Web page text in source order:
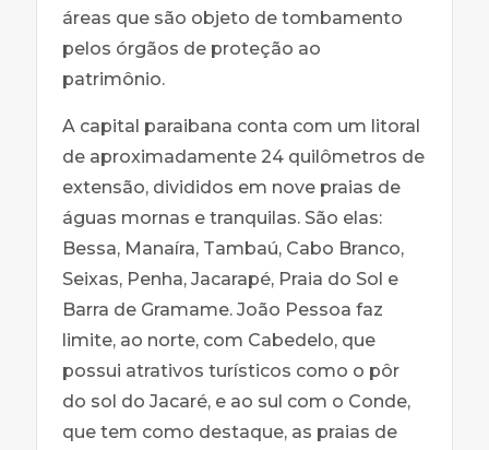
áreas que são objeto de tombamento
pelos órgãos de proteção ao
patrimônio.
A capital paraibana conta com um litoral
de aproximadamente 24 quilômetros de
extensão, divididos em nove praias de
águas mornas e tranquilas. São elas:
Bessa, Manaíra, Tambaú, Cabo Branco,
Seixas, Penha, Jacarapé, Praia do Sol e
Barra de Gramame. João Pessoa faz
limite, ao norte, com Cabedelo, que
possui atrativos turísticos como o pôr
do sol do Jacaré, e ao sul com o Conde,
que tem como destaque, as praias de